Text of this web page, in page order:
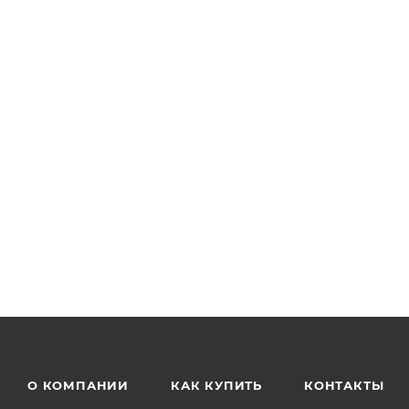
О КОМПАНИИ КАК КУПИТЬ КОНТАКТЫ